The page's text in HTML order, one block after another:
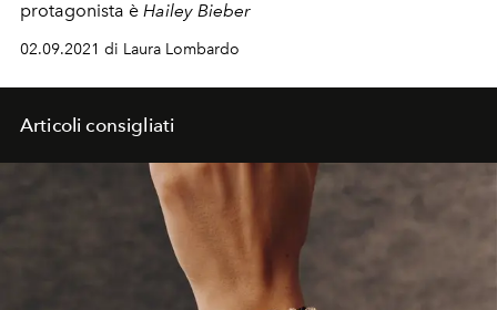
protagonista è Hailey Bieber
02.09.2021 di Laura Lombardo
Articoli consigliati